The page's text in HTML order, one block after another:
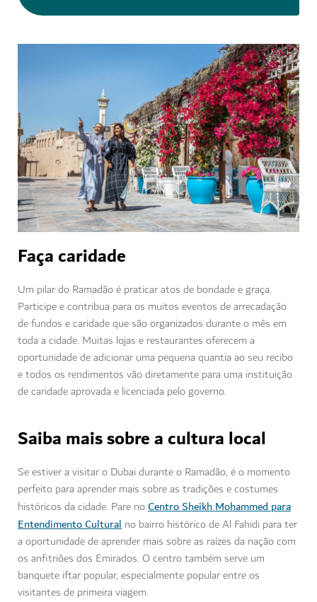
Faça caridade
Um pilar do Ramadão é praticar atos de bondade e graça.
Participe e contribua para os muitos eventos de arrecadação
de fundos e caridade que são organizados durante o mês em
toda a cidade. Muitas lojas e restaurantes oferecem a
oportunidade de adicionar uma pequena quantia ao seu recibo
e todos os rendimentos vão diretamente para uma instituição
de caridade aprovada e licenciada pelo governo.
Saiba mais sobre a cultura local
Se estiver a visitar o Dubai durante o Ramadão, é o momento
perfeito para aprender mais sobre as tradições e costumes
históricos da cidade. Pare noCentro Sheikh Mohammed para
Entendimento Cultural no bairro histórico de Al Fahidi para ter
a oportunidade de aprender mais sobre as raízes da nação com
os anfitriões dos Emirados. O centro também serve um
banquete iftar popular, especialmente popular entre os
visitantes de primeira viagem.